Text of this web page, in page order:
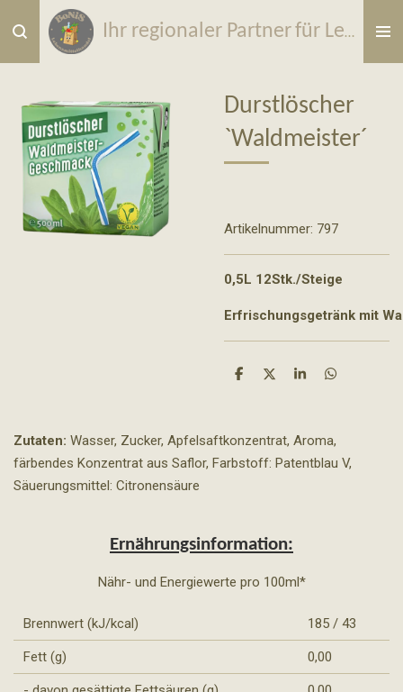
Hauptinhalt
springen
Ihr regionaler Partnerfür Lebensmittel & Wurfmaterial
Durstlöscher
`Waldmeister´
Artikelnummer: 797
0,5L 12Stk./Steige
Erfrischungsgetränk mit
T
n
T
e
n
T
e
n
T
n
Zutaten: Wasser, Zucker, Apfelsaftkonzentrat, Aroma,
färbendes Konzentrat aus Saflor, Farbstoff: Patentblau V,
Säuerungsmittel: Citronensäure
Ernährungsinformation:
Nähr- und Energiewerte pro 100ml*
Brennwert (kJ/kcal) 185 / 43
Fett (g) 0,00